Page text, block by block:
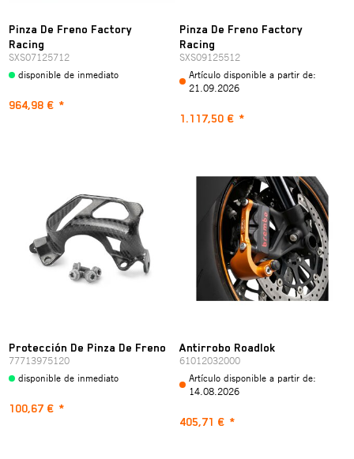
Pinza De Freno Factory
Racing
SXS07125712
disponible de inmediato
964,98 € *
Pinza De Freno Factory
Racing
SXS09125512
Artículo disponible a partir de:
21.09.2026
1.117,50 € *
Protección De Pinza De Freno
77713975120
disponible de inmediato
100,67 € *
Antirrobo Roadlok
61012032000
Artículo disponible a partir de:
14.08.2026
405,71 € *